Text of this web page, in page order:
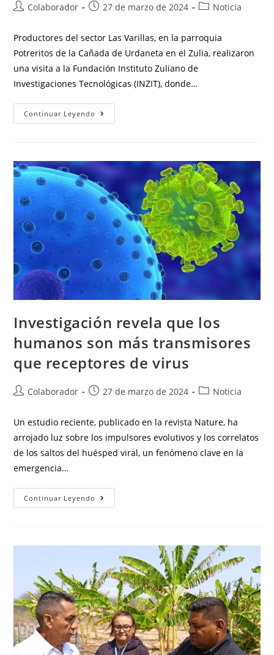
Colaborador 27 de marzo de 2024 Noticia
Productores del sector Las Varillas, en la parroquia
Potreritos de la Cañada de Urdaneta en el Zulia, realizaron
una visita a la Fundación Instituto Zuliano de
Investigaciones Tecnológicas (INZIT), donde…
Continuar Leyendo
Investigación revela que los
humanos son más transmisores
que receptores de virus
Colaborador 27 de marzo de 2024 Noticia
Un estudio reciente, publicado en la revista Nature, ha
arrojado luz sobre los impulsores evolutivos y los correlatos
de los saltos del huésped viral, un fenómeno clave en la
emergencia…
Continuar Leyendo